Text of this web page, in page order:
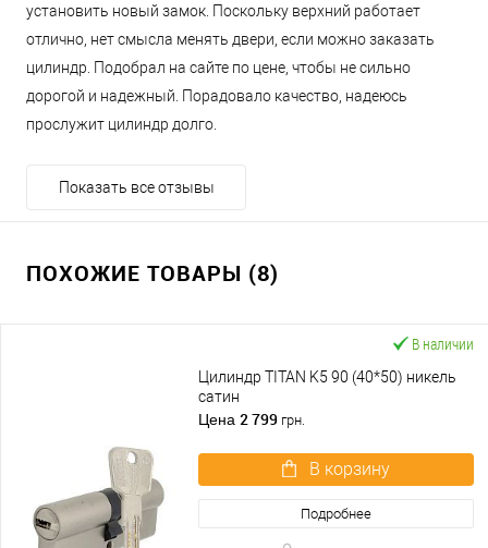
установить новый замок. Поскольку верхний работает
отлично, нет смысла менять двери, если можно заказать
цилиндр. Подобрал на сайте по цене, чтобы не сильно
дорогой и надежный. Порадовало качество, надеюсь
прослужит цилиндр долго.
Показать все отзывы
ПОХОЖИЕ ТОВАРЫ (8)
В наличии
Цилиндр TITAN K5 90 (40*50) никель
сатин
Цена 2 799 грн.
В корзину
Подробнее